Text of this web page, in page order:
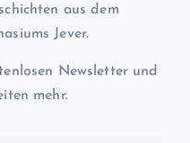
aus dem
Jever.
Newsletter und
mehr.